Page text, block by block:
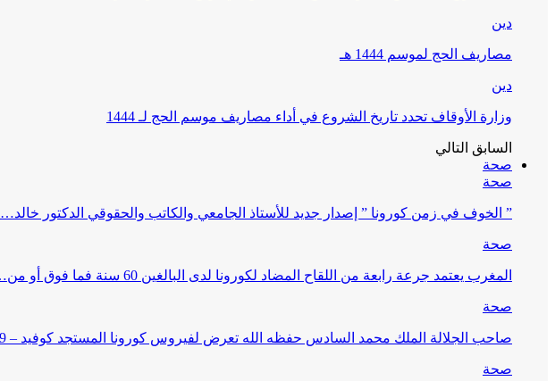
دين
مصاريف الحج لموسم 1444 هـ
دين
وزارة الأوقاف تحدد تاريخ الشروع في أداء مصاريف موسم الحج لـ 1444
السابق التالي
صحة
صحة
” الخوف في زمن كورونا ” إصدار جديد للأستاذ الجامعي والكاتب والحقوقي الدكتور خالد…
صحة
المغرب يعتمد جرعة رابعة من اللقاح المضاد لكورونا لدى البالغين 60 سنة فما فوق أو من…
صحة
صاحب الجلالة الملك محمد السادس حفظه الله تعرض لفيروس كورونا المستجد كوفيد – 19 ، بدون…
صحة